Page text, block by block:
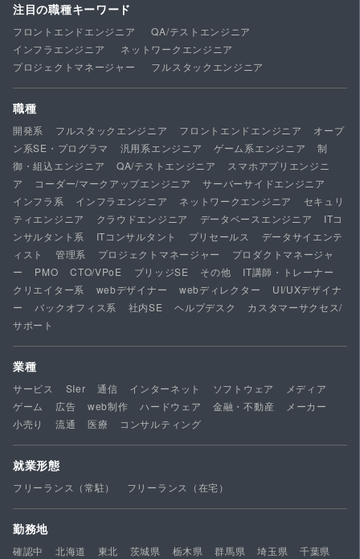
注目の職種キーワード
フロントエンドエンジニア
QA/テストエンジニア
インフラエンジニア
ネットワークエンジニア
プロジェクトマネージャー
フルスタックエンジニア
職種
開発系 フルスタックエンジニア フロントエンドエンジニア
オープ
ン系SE・プログラマ
汎用系エンジニア ゲーム系エンジニア
制
御・組込エンジニア
QA/テストエンジニア
スマホアプリエンジニ
ア
コーダー/マークアップエンジニア
サーバーサイドエンジニア
インフラ系
インフラエンジニア ネットワークエンジニア
セキュリ
ティエンジニア
クラウドエンジニア データベースエンジニア
ITコ
ンサルタント系
ITコンサルタント プリセールス
データサイエンテ
ィスト
管理系 プロジェクトマネージャー
プロダクトマネージャ
ー
PMO CTO/VPoE ブリッジSE その他
IT講師・トレーナー
クリエイター系
webデザイナー webディレクター
UI/UXデザイナ
ー
バックオフィス系 社内SE ヘルプデスク
カスタマーサクセス/
サポート
業種
サービス SIer 通信 インターネット ソフトウェア
メディア
ゲーム
広告 web制作 ハードウェア 金融・不動産
メーカー
小売り
流通 医療 コンサルティング
就業形態
フリーランス（常駐） フリーランス（在宅）
勤務地
確認中 北海道 東北 茨城県 栃木県 群馬県 埼玉県
千葉県